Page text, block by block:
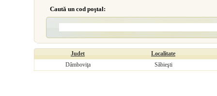
Caută un cod poştal:
Judet
Localitate
Dâmboviţa
Săbieşti